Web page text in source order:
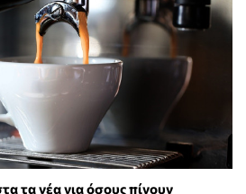
τα νέα για όσους πίνουν